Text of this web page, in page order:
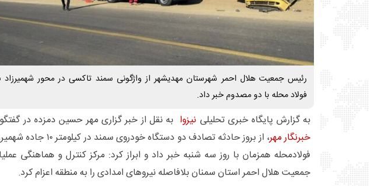
رئیس جمعیت هلال احمر شهرستان مهدیشهر از واژگونی سمند تاکسی در محور شهمیرزاد
فولاد محله با دو مصدوم خبر داد.
به گزارش پایگاه خبری تحلیلی نیزوا به نقل از خبر گزاری مهر حسین دمزده در
خبرنگار مهر
، از بروز حادثه تصادف دو دستگاه خودروی سمند در کیلومتر
فولادمحله همزمان با روز سه شنبه خبر داد و ابراز کرد: مرکز کنترل و هماهنگی
جمعیت هلال احمر استان سمنان بلافاصله نیروهای امدادی را به منطقه اعزام کرد.